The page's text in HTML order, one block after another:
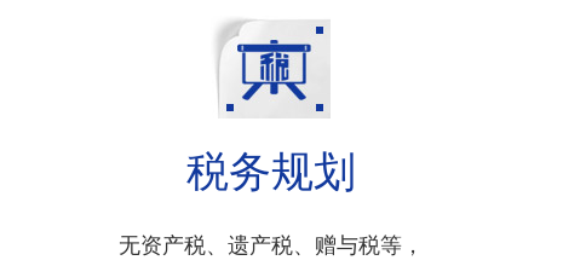
税务规划
无资产税、遗产税、赠与税等，